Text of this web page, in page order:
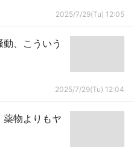
2025/7/29(Tu) 12:05
動、こういう
2025/7/29(Tu) 12:04
薬物よりもヤ